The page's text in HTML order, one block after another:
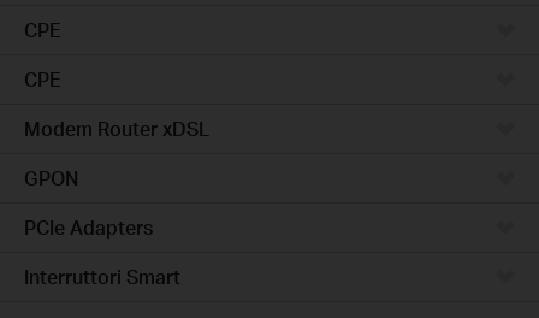
CPE
CPE
Modem Router xDSL
GPON
PCIe Adapters
Interruttori Smart